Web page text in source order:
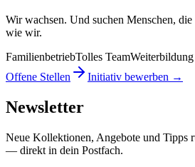
Wir wachsen. Und suchen Menschen, die
wie wir.
FamilienbetriebTolles TeamWeiterbildung
Offene Stellen
Initiativ bewerben →
Newsletter
Neue Kollektionen, Angebote und Tipps
— direkt in dein Postfach.